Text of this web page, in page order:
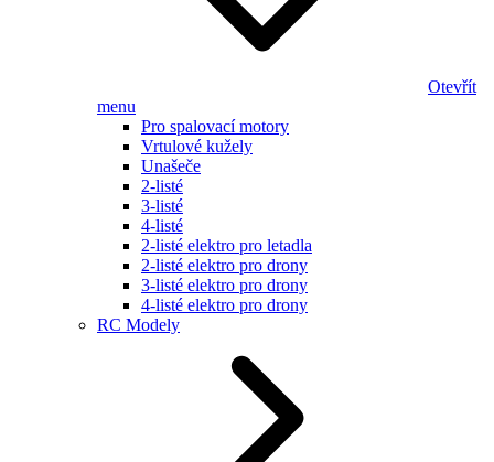
Otevřít
menu
Pro spalovací motory
Vrtulové kužely
Unašeče
2-listé
3-listé
4-listé
2-listé elektro pro letadla
2-listé elektro pro drony
3-listé elektro pro drony
4-listé elektro pro drony
RC Modely